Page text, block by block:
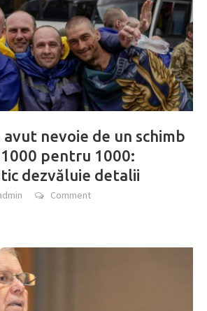
avut nevoie de un schimb
pentru 1000:
dezvăluie detalii
Comment